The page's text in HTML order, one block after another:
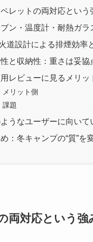
レットの両対応という
ン・温度計・耐熱ガラ
道設計による排煙効率
と収納性：重さは妥協
レビューに見るメリッ
メリット側
課題
うなユーザーに向いて
：冬キャンプの“質”を
両対応という強